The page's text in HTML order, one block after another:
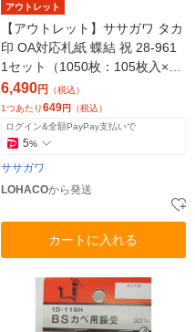
アウトレット
【アウトレット】ササガワ タカ
印 OA対応札紙 蝶結 祝 28-961
1セット（1050枚：105枚入×10
袋）
6,490円 （税込）
1つあたり649円 （税込）
ログイン&全額PayPay支払いで
5%
ササガワ
LOHACOから発送
カートに入れる